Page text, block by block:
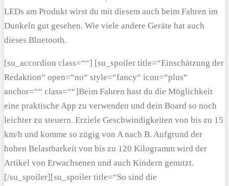
LEDs am Produkt wirst du mit diesem auch beim Fahren im
Dunkeln gut gesehen. Wie viele andere Geräte hat auch
dieses Bluetooth.
[su_accordion class=““] [su_spoiler title=“Einschätzung der
Redaktion“ open=“no“ style=“fancy“ icon=“plus“
anchor=““ class=““]Beim Fahren hast du die Möglichkeit
eine praktische App zu verwenden und dein Board so noch
leichter zu steuern. Erziele Geschwindigkeiten von bis zu 15
km/h und komme so zügig von A nach B. Aufgrund der
hohen Belastbarkeit von bis zu 120 Kilogramm wird der
Artikel von Erwachsenen und auch Kindern genutzt.
[/su_spoiler][su_spoiler title=“So sind die